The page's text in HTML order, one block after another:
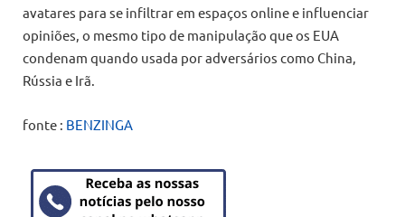
avatares para se infiltrar em espaços online e influenciar
opiniões, o mesmo tipo de manipulação que os EUA
condenam quando usada por adversários como China,
Rússia e Irã.
fonte : BENZINGA